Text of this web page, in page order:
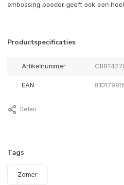
embossing poeder geeft ook een
Productspecificaties
Artikelnummer
EAN
Delen
Tags
Zomer